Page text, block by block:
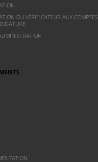
OU VÉRIFICATEUR AUX COMPTES